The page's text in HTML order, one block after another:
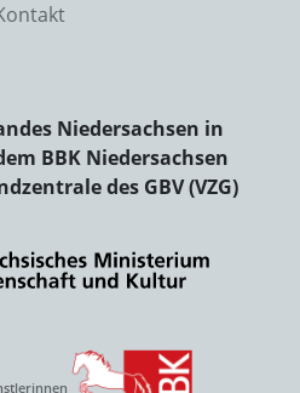
Niedersachsen in
BBK Niedersachsen
des GBV (VZG)